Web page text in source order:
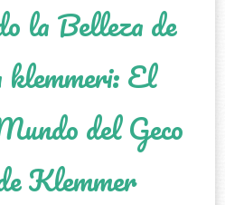
la Belleza de
klemmeri: El
del Geco
Klemmer